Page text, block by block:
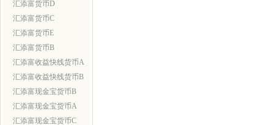
汇添富货币D
汇添富货币C
汇添富货币E
汇添富货币B
汇添富收益快线货币A
汇添富收益快线货币B
汇添富现金宝货币B
汇添富现金宝货币A
汇添富现金宝货币C